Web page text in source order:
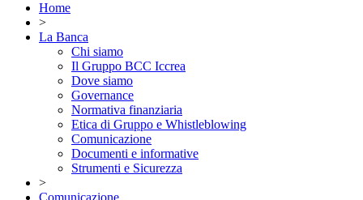
Home
>
La Banca
Chi siamo
Il Gruppo BCC Iccrea
Dove siamo
Governance
Normativa finanziaria
Etica di Gruppo e Whistleblowing
Comunicazione
Documenti e informative
Strumenti e Sicurezza
>
Comunicazione